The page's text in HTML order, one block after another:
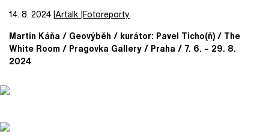
14. 8. 2024 Artalk Fotoreporty
Martin Káňa / Geovýběh / kurátor: Pavel Ticho(ň) / The
White Room / Pragovka Gallery / Praha / 7. 6. – 29. 8.
2024